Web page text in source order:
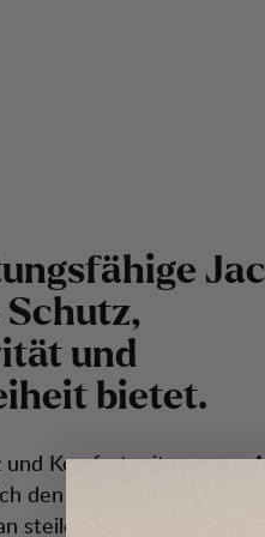
ungsfähige Jac
Schutz,
ität und
iheit bietet.
Komfort mit unserer
den ganzen Tag über
steilen Hängen als auch